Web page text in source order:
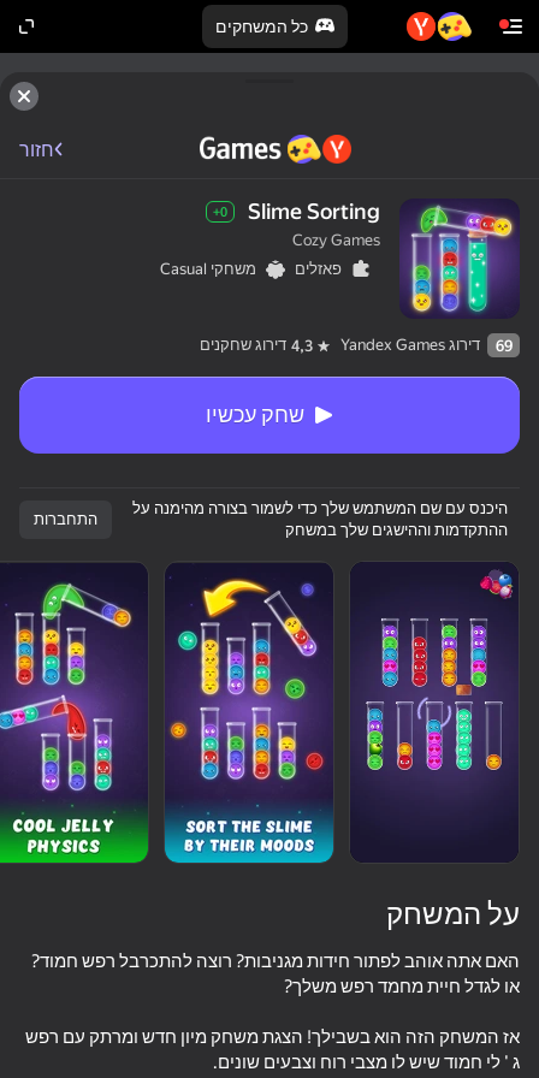
כל המשחקים
Piano World
Only Piano
חזור
Slime Sorting
0+
Cozy Games
פאזלים
משחקי Casual
69 דירוג Yandex Games 4,3 דירוג שחקנים
שחק עכשיו
היכנס עם שם המשתמש שלך כדי לשמור בצורה מהימנה על
ההתקדמות וההישגים שלך במשחק
התחברות
על המשחק
האם אתה אוהב לפתור חידות מגניבות? רוצה להתכרבל רפש חמוד?
אז המשחק הזה הוא בשבילך! הצגת משחק מיון חדש ומרתק עם רפש